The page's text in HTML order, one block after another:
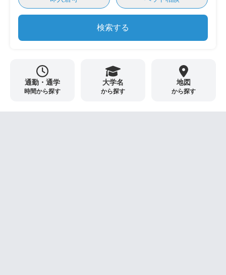
検索する
通勤・通学
時間から探す
大学名
から探す
地図
から探す